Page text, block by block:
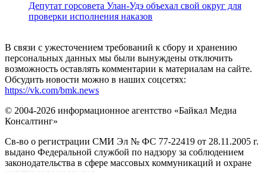
Депутат горсовета Улан-Удэ объехал свой округ для
проверки исполнения наказов
В связи с ужесточением требований к сбору и хранению
персональных данных мы были вынуждены отключить
возможность оставлять комментарии к материалам на сайте.
Обсудить новости можно в наших соцсетях:
https://vk.com/bmk.news
© 2004-2026 информационное агентство «Байкал Медиа
Консалтинг»
Св-во о регистрации СМИ Эл № ФС 77-22419 от 28.11.2005 г.
выдано Федеральной службой по надзору за соблюдением
законодательства в сфере массовых коммуникаций и охране